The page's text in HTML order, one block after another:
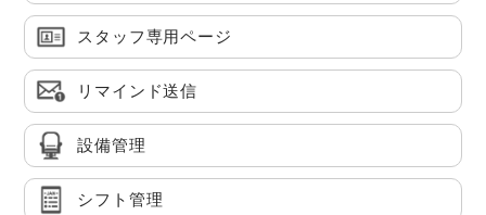
スタッフ専用ページ
リマインド送信
設備管理
シフト管理